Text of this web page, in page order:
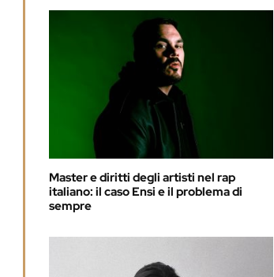
Master e diritti degli artisti nel rap
italiano: il caso Ensi e il problema di
sempre